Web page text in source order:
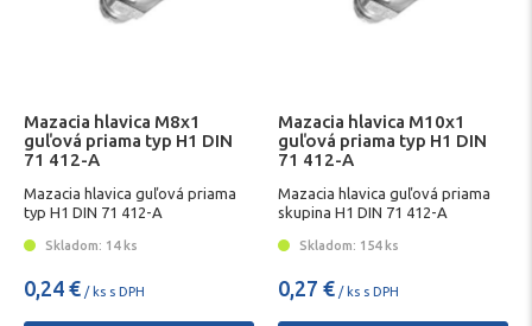
Mazacia hlavica M8x1
guľová priama typ H1 DIN
71 412-A
Mazacia hlavica guľová priama
typ H1 DIN 71 412-A
Skladom: 14 ks
0,24 € / ks s DPH
Mazacia hlavica M10x1
guľová priama typ H1 DIN
71 412-A
Mazacia hlavica guľová priama
skupina H1 DIN 71 412-A
Skladom: 154 ks
0,27 € / ks s DPH